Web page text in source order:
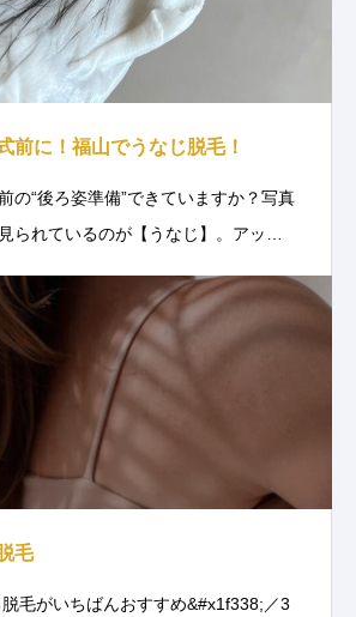
前に！福山でうなじ脱毛！
の“後ろ姿準備”できていますか？写真
られているのが【うなじ】。アッ…
毛
脱毛がいちばんおすすめ&#x1f338;／3